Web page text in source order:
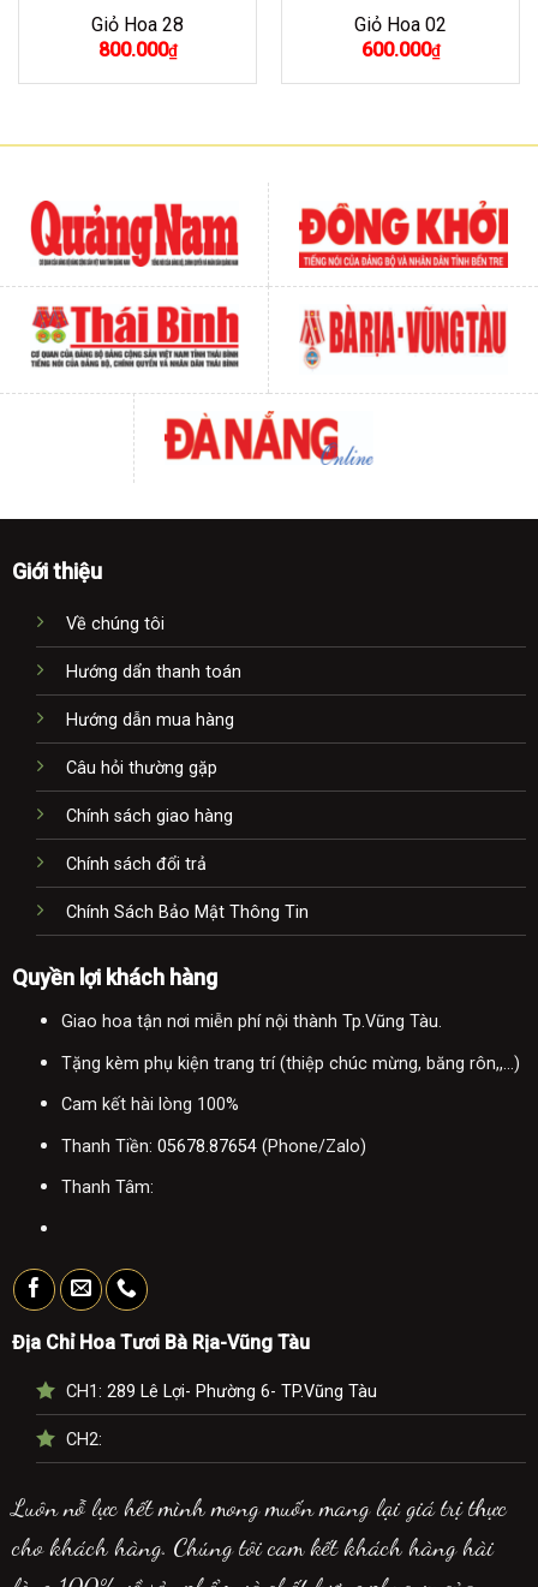
Giỏ Hoa 28
800.000₫
Giỏ Hoa 02
600.000₫
Giới thiệu
Về chúng tôi
Hướng dẩn thanh toán
Hướng dẫn mua hàng
Câu hỏi thường gặp
Chính sách giao hàng
Chính sách đổi trả
Chính Sách Bảo Mật Thông Tin
Quyền lợi khách hàng
Giao hoa tận nơi miễn phí nội thành Tp.Vũng Tàu.
Tặng kèm phụ kiện trang trí (thiệp chúc mừng, băng rôn,,...)
Cam kết hài lòng 100%
Thanh Tiền: 05678.87654(Phone/Zalo)
Thanh Tâm:
Địa Chỉ Hoa Tươi Bà Rịa-Vũng Tàu
CH1: 289 Lê Lợi- Phường 6- TP.Vũng Tàu
CH2:
Luôn nỗ lực hết mình mong muốn mang lại giá trị thực
cho khách hàng. Chúng tôi cam kết khách hàng hài